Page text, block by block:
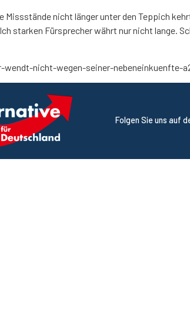
nicht länger unter den Teppich
starken Fürsprecher währt nur nicht lange.
nicht-wegen-seiner-nebeneinkuenfte-
Folgen Sie uns auf